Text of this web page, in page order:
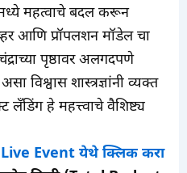
महत्वाचे बदल करून
आणि प्रॉपलशन मॉडेल चा
पृष्ठावर अलगदपणे
विश्वास शास्त्रज्ञांनी व्यक्त
हे महत्त्वाचे वैशिष्ट्य
Live Event येथे क्लिक करा